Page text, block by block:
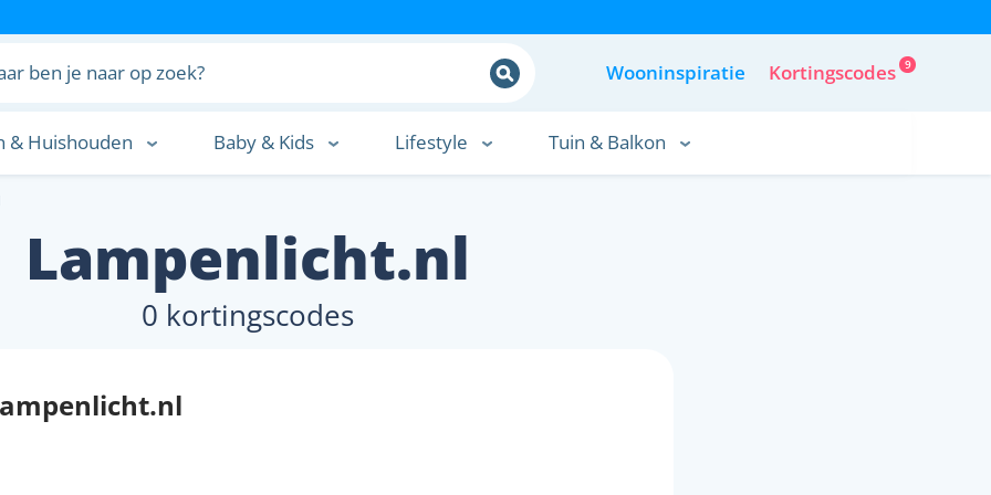
Wooninspiratie Kortingscodes 9
& Huishouden Baby & Kids Lifestyle Tuin & Balkon
Lampenlicht.nl
0 kortingscodes